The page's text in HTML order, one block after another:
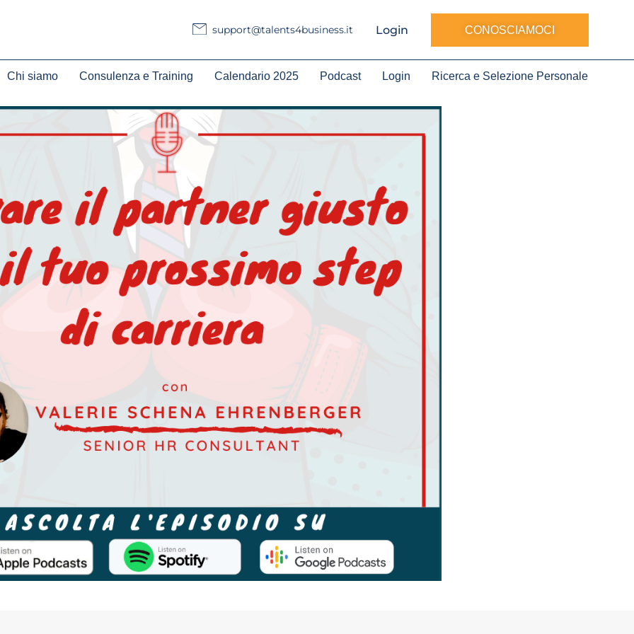
support@talents4business.it Login CONOSCIAMOCI
Chi siamo Consulenza e Training Calendario 2025 Podcast Login Ricerca e Selezione Personale